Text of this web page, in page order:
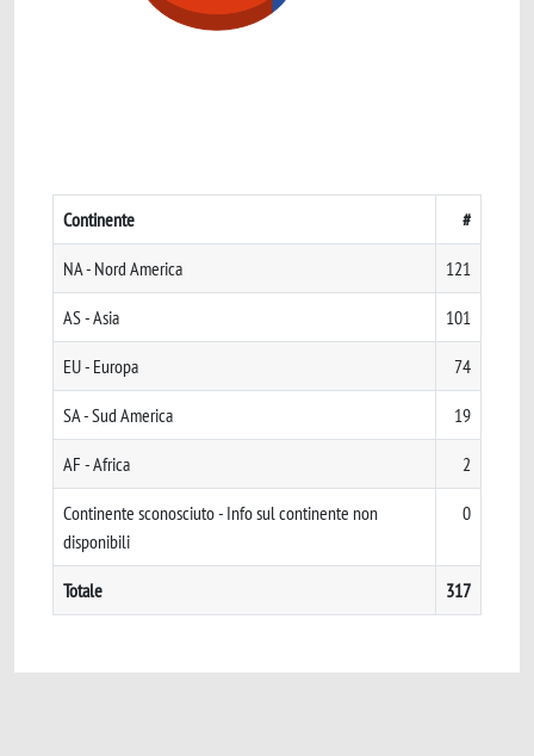
Continente #
NA - Nord America 121
AS - Asia 101
EU - Europa 74
SA - Sud America 19
AF - Africa 2
Continente sconosciuto - Info sul continente non
disponibili
0
Totale 317